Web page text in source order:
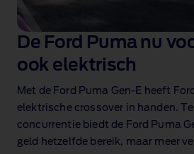
De Ford Puma nu
ook elektrisch
Met de Ford Puma Gen‑E heeft
elektrische crossover in handen.
concurrentie biedt de Ford Puma
geld hetzelfde bereik, maar meer